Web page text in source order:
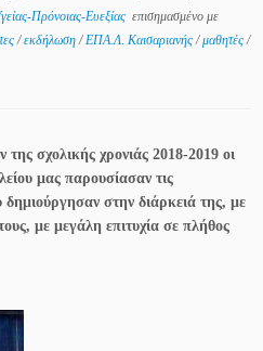
Πρόνοιας-Ευεξίας επισημασμένο με
/εκδήλωση/ΕΠΑ.Λ. Καισαριανής/μαθητές/
σχολικής χρονιάς 2018-2019 οι
μας παρουσίασαν τις
στην διάρκειά της, με
με μεγάλη επιτυχία σε πλήθος